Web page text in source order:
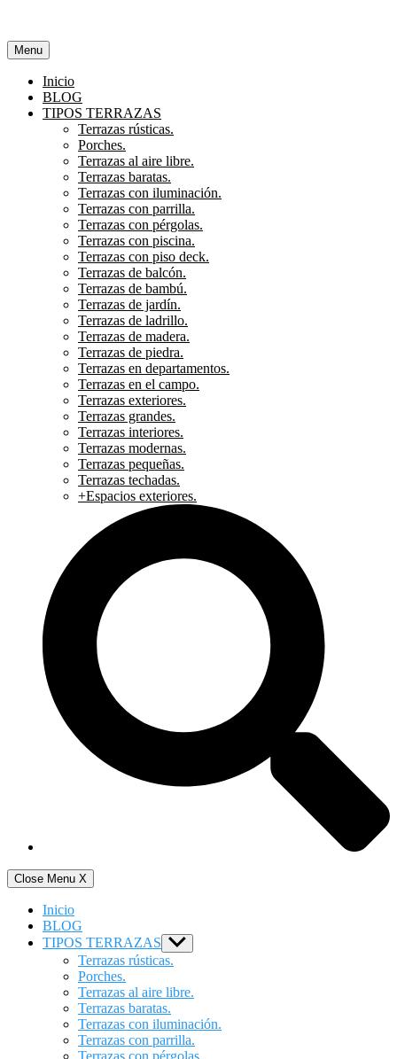
Menu
Inicio
BLOG
TIPOS TERRAZAS
Terrazas rústicas.
Porches.
Terrazas al aire libre.
Terrazas baratas.
Terrazas con iluminación.
Terrazas con parrilla.
Terrazas con pérgolas.
Terrazas con piscina.
Terrazas con piso deck.
Terrazas de balcón.
Terrazas de bambú.
Terrazas de jardín.
Terrazas de ladrillo.
Terrazas de madera.
Terrazas de piedra.
Terrazas en departamentos.
Terrazas en el campo.
Terrazas exteriores.
Terrazas grandes.
Terrazas interiores.
Terrazas modernas.
Terrazas pequeñas.
Terrazas techadas.
+Espacios exteriores.
Close Menu X
Inicio
BLOG
TIPOS TERRAZAS Show
sub
menu
Terrazas rústicas.
Porches.
Terrazas al aire libre.
Terrazas baratas.
Terrazas con iluminación.
Terrazas con parrilla.
Terrazas con pérgolas.